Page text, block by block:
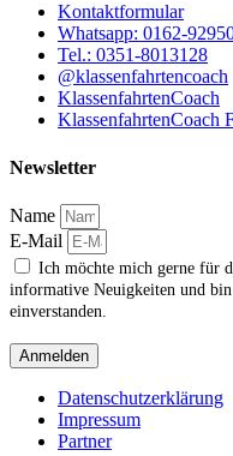
Kontaktformular
Whatsapp: 0162-
Tel.: 0351-8013128
@klassenfahrtencoach
KlassenfahrtenCoach
KlassenfahrtenCoach
Newsletter
Name
E-Mail
Ich möchte mich gerne für
informative Neuigkeiten und
einverstanden.
Anmelden
Datenschutzerklärung
Impressum
Partner